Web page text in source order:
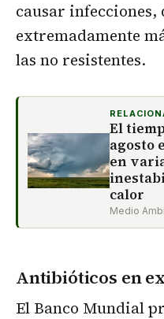
causar infecciones,
extremadamente
las no resistentes.
El
agosto
en
calor
Medio
Antibióticos en
El Banco Mundial